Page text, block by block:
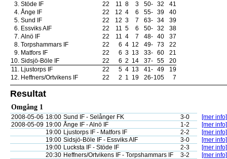
3. Stöde IF 22 11 8 3 50- 32
41
4. Ånge IF 22 12 4 6 55- 39
40
5. Sund IF 22 12 3 7 63- 34
39
6. Essviks AIF 22 11 5 6 50- 32
38
7. Alnö IF 22 11 4 7 48- 40
37
8. Torpshammars IF 22 6 4 12 49- 73
22
9. Matfors IF 22 6 3 13 33- 60
21
10. Sidsjö-Böle IF 22 6 2 14 37- 55
20
11. Ljustorps IF 22 5 4 13 41- 49
19
12. Heffners/Ortvikens IF 22 2 1 19 26-105 7
Resultat
Omgång 1
2008-05-06 18:00 Sund IF - Selånger FK 3-0
[mer info]
2008-05-09 19:00 Ånge IF - Alnö IF 1-2
[mer info]
19:00 Ljustorps IF - Matfors IF 2-2
[mer info]
19:00 Sidsjö-Böle IF - Essviks AIF 3-0
[mer info]
19:00 Lucksta IF - Stöde IF 2-3
[mer info]
20:30 Heffners/Ortvikens IF - Torpshammars IF 3-2 [mer info]